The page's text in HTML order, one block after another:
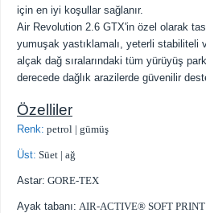
için en iyi koşullar sağlanır.
Air Revolution 2.6 GTX'in özel olarak
yumuşak yastıklamalı, yeterli stabiliteli
alçak dağ sıralarındaki tüm yürüyüş
derecede dağlık arazilerde güvenilir
Özelliler
Renk: petrol | gümüş
Üst: Süet | ağ
Astar: GORE-TEX
Ayak tabanı: AIR-ACTIVE® SOFT